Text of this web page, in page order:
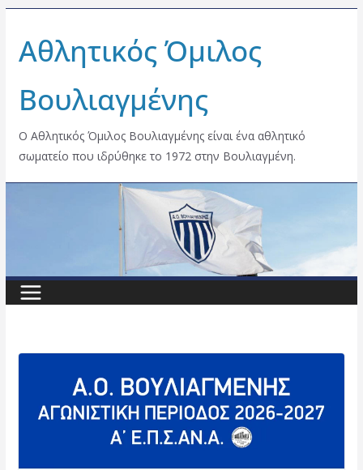
content
Αθλητικός Όμιλος
Βουλιαγμένης
Ο Αθλητικός Όμιλος Βουλιαγμένης είναι ένα αθλητικό
σωματείο που ιδρύθηκε το 1972 στην Βουλιαγμένη.